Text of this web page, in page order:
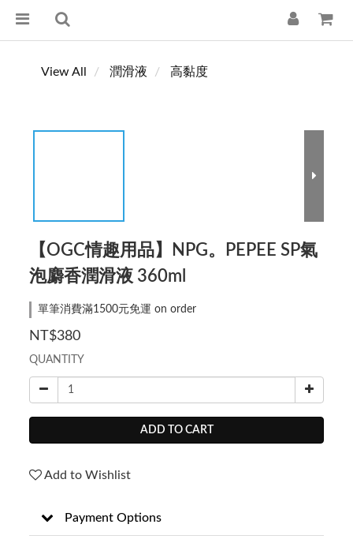
View All 潤滑液 高黏度
【OGC情趣用品】NPG。PEPEE SP氣
泡麝香潤滑液 360ml
單筆消費滿1500元免運 on order
NT$380
QUANTITY
ADD TO CART
Add to Wishlist
Payment Options